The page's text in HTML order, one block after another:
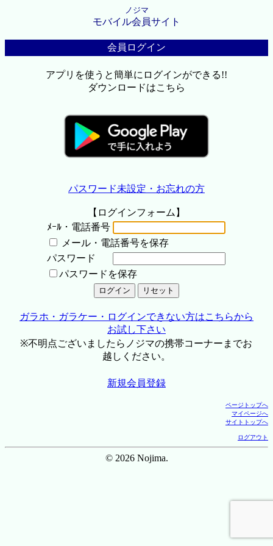
ノジマ
モバイル会員サイト
会員ログイン
アプリを使うと簡単にログインができる!!
ダウンロードはこちら
パスワード未設定・お忘れの方
【ログインフォーム】
ﾒｰﾙ・電話番号
メール・電話番号を保存
パスワード
パスワードを保存
ガラホ・ガラケー・ログインできない方はこちらから
お試し下さい
※不明点ございましたらノジマの携帯コーナーまでお
越しください。
新規会員登録
ページトップへ
マイページへ
サイトトップへ
ログアウト
© 2026 Nojima.